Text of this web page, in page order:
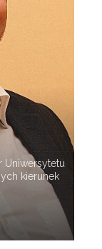
Uniwersytetu
kierunek